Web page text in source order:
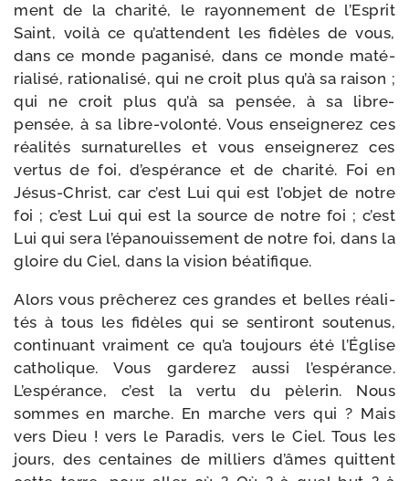
ment de la cha­ri­té, le rayon­ne­ment de l’Esprit
Saint, voi­là ce qu’attendent les fidèles de vous,
dans ce monde paga­ni­sé, dans ce monde maté­
ria­li­sé, ratio­na­li­sé, qui ne croit plus qu’à sa rai­son ;
qui ne croit plus qu’à sa pen­sée, à sa libre-​
pensée, à sa libre-​volonté. Vous ensei­gne­rez ces
réa­li­tés sur­na­tu­relles et vous ensei­gne­rez ces
ver­tus de foi, d’espérance et de cha­ri­té. Foi en
Jésus-​Christ, car c’est Lui qui est l’objet de notre
foi ; c’est Lui qui est la source de notre foi ; c’est
Lui qui sera l’épanouissement de notre foi, dans la
gloire du Ciel, dans la vision béatifique.
Alors vous prê­che­rez ces grandes et belles réa­li­
tés à tous les fidèles qui se sen­ti­ront sou­te­nus,
conti­nuant vrai­ment ce qu’a tou­jours été l’Église
catho­lique. Vous gar­de­rez aus­si l’espérance.
L’espérance, c’est la ver­tu du pèle­rin. Nous
sommes en marche. En marche vers qui ? Mais
vers Dieu ! vers le Paradis, vers le Ciel. Tous les
jours, des cen­taines de mil­liers d’âmes quittent